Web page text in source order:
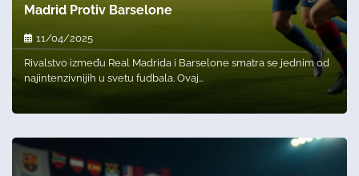
Madrid Protiv Barselone
11/04/2025
Rivalstvo između Real Madrida i Barselone smatra se jednim od
najintenzivnijih u svetu fudbala. Ovaj…